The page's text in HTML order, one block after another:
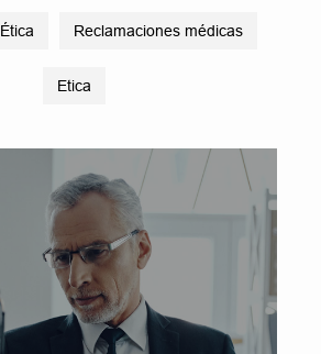
Ética Reclamaciones médicas
Etica